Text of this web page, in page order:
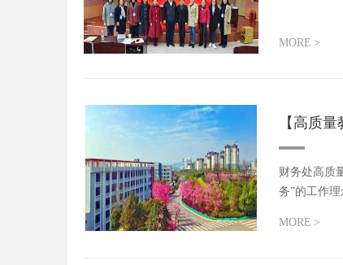
MORE >
【高质
财务处高质
务”的工作
MORE >